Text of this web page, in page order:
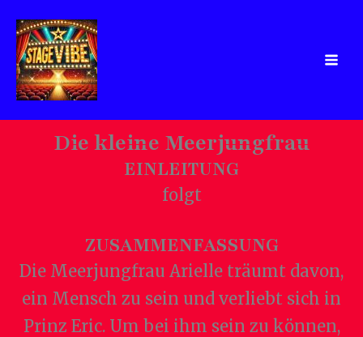
Inhalt
springen
Die kleine Meerjungfrau
EINLEITUNG
folgt
ZUSAMMENFASSUNG
Die Meerjungfrau Arielle träumt davon,
ein Mensch zu sein und verliebt sich in
Prinz Eric. Um bei ihm sein zu können,